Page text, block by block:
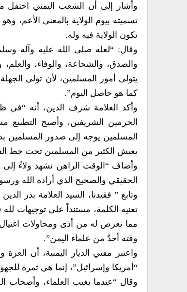
وأشار إلى أن الشعب اليمني احتفل
تسميته بيوم الولاية بالمعنى الأعم،
تكون الولاية فيه وله.
وقال: “لعله صلى الله عليه وآله
والصدق، والشجاعة، والوفاء،
يتولى أمور المسلمين، لأن تولي
كما هو حاصل اليوم”.
وأكد العلامة شرف الدين، أنه “في
الحرمين الشريفين، وأصبح التطبيع
المسلمين يوجه إلى صدور المسلمين
يعيش الكثير من المسلمين تحت خط
وأضاف “الوقت الراهن نشهد ولاءً إلى
الحقيقي والصحيح الذي أراده الله
وتابع ” فقيدنا، السيد العلامة بدر
تعنيه الكلمة، مستنداً على توجيهات
مما تعرض له من أذى ومحاولات
وقته أحدٌ من علماء اليمن”.
واعتبر مفتي الديار اليمنية، أن
“أمريكا وإسرائيل”، إنما هي ثمرة
وقال “عندما يغيب العلماء، وأصحاب